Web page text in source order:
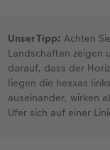
Unser Tipp: Achten
Landschaften zeigen
darauf, dass der
liegen die hexxas
auseinander, wirken
Ufer sich auf einer